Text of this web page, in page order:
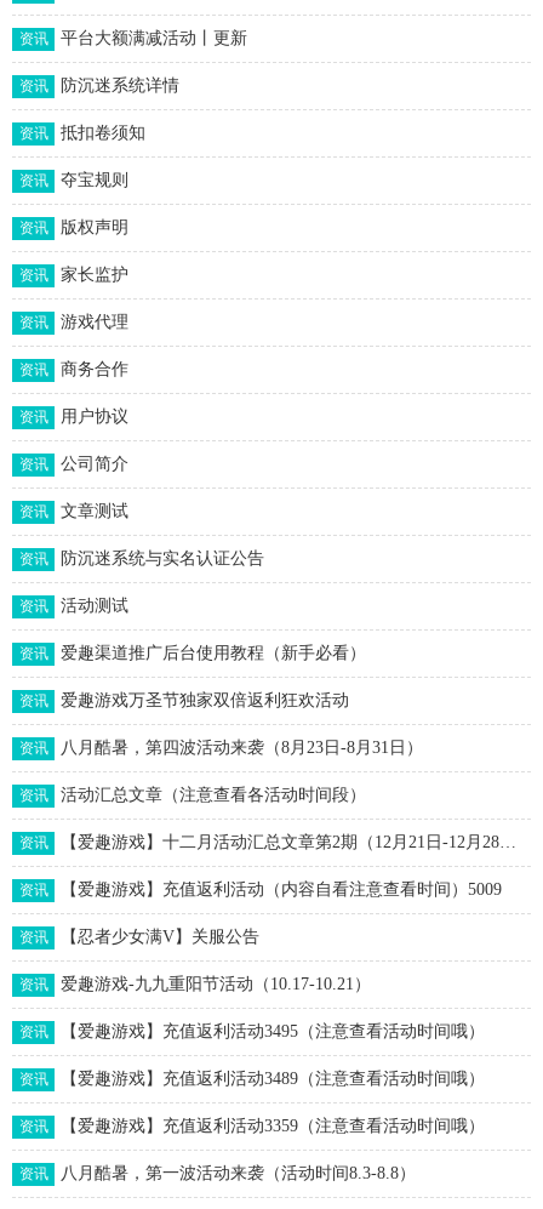
资讯 平台大额满减活动丨更新
资讯 防沉迷系统详情
资讯 抵扣卷须知
资讯 夺宝规则
资讯 版权声明
资讯 家长监护
资讯 游戏代理
资讯 商务合作
资讯 用户协议
资讯 公司简介
资讯 文章测试
资讯 防沉迷系统与实名认证公告
资讯 活动测试
资讯 爱趣渠道推广后台使用教程（新手必看）
资讯 爱趣游戏万圣节独家双倍返利狂欢活动
资讯 八月酷暑，第四波活动来袭（8月23日-8月31日）
资讯 活动汇总文章（注意查看各活动时间段）
资讯 【爱趣游戏】十二月活动汇总文章第2期（12月21日-12月28日）更新中
资讯 【爱趣游戏】充值返利活动（内容自看注意查看时间）5009
资讯 【忍者少女满V】关服公告
资讯 爱趣游戏-九九重阳节活动（10.17-10.21）
资讯 【爱趣游戏】充值返利活动3495（注意查看活动时间哦）
资讯 【爱趣游戏】充值返利活动3489（注意查看活动时间哦）
资讯 【爱趣游戏】充值返利活动3359（注意查看活动时间哦）
资讯 八月酷暑，第一波活动来袭（活动时间8.3-8.8）